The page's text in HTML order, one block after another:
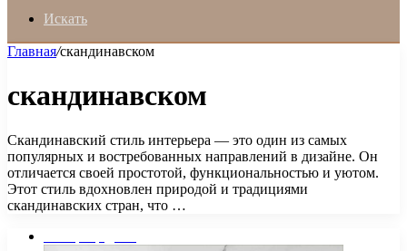
Искать
Главная/скандинавском
скандинавском
Скандинавский стиль интерьера — это один из самых
популярных и востребованных направлений в дизайне. Он
отличается своей простотой, функциональностью и уютом.
Этот стиль вдохновлен природой и традициями
скандинавских стран, что …